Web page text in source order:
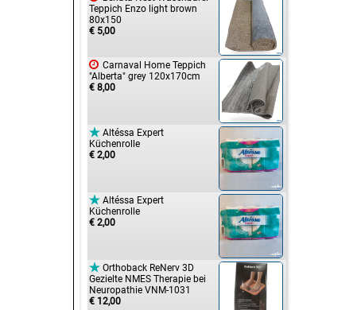
Teppich Enzo light brown
80x150
€ 5,00
 Carnaval Home Teppich
"Alberta" grey 120x170cm
€ 8,00
 Altéssa Expert
Küchenrolle
€ 2,00
 Altéssa Expert
Küchenrolle
€ 2,00
 Orthoback ReNerv 3D
Gezielte NMES Therapie bei
Neuropathie VNM-1031
€ 12,00